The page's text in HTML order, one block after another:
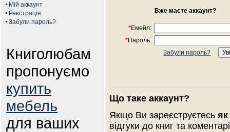
Мій аккаунт
Реєстрація
Забули пароль?
Книголюбам
пропонуємо
купить
мебель
для ваших
Вже маєте аккаунт?
*Емейл:
*Пароль:
Забули пароль?
Що таке аккаунт?
Якщо Ви зареєструєтесь як
відгуки до книг та